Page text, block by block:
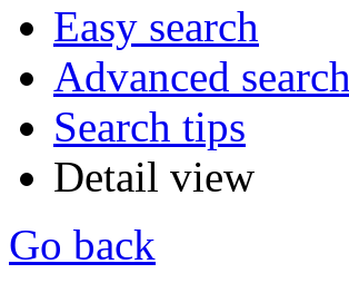
Easy search
Advanced search
Search tips
Detail view
Go back